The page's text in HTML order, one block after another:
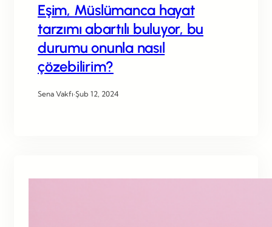
Eşim, Müslümanca hayat
tarzımı abartılı buluyor, bu
durumu onunla nasıl
çözebilirim?
Sena Vakfı·Şub 12, 2024